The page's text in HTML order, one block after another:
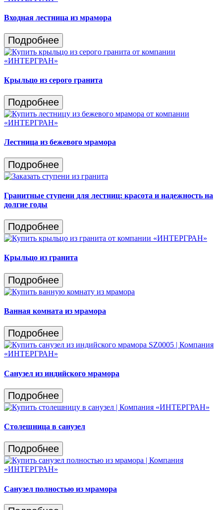
Входная лестница из мрамора
Подробнее
Крыльцо из серого гранита
Подробнее
Лестница из бежевого мрамора
Подробнее
Гранитные ступени для лестниц: красота и надежность на
долгие годы
Подробнее
Крыльцо из гранита
Подробнее
Ванная комната из мрамора
Подробнее
Санузел из индийского мрамора
Подробнее
Столешница в санузел
Подробнее
Санузел полностью из мрамора